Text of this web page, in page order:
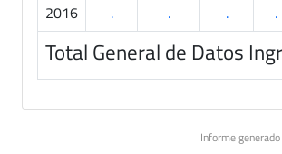
2016
. . . .
Total General de Datos
Informe